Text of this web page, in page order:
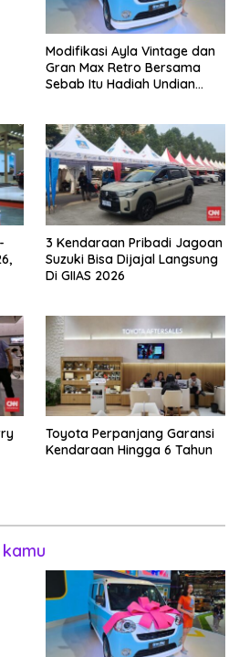
Modifikasi Ayla Vintage dan
Gran Max Retro Bersama
Sebab Itu Hadiah Undian
3 Kendaraan Pribadi Jagoan
Suzuki Bisa Dijajal Langsung
Di GIIAS 2026
Toyota Perpanjang Garansi
Kendaraan Hingga 6 Tahun